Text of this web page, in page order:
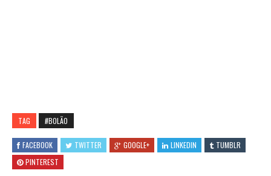
TAG #BOLÃO
FACEBOOK TWITTER GOOGLE+ LINKEDIN
TUMBLR
PINTEREST